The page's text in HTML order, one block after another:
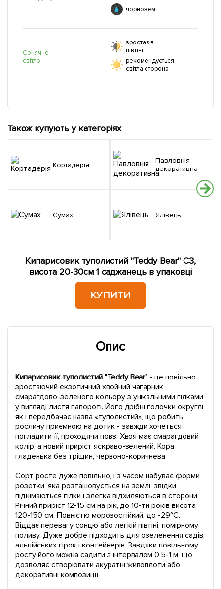
чорнозем
Сонячне
світло
зростає в
півтіні
рекомендується
світла сторона
Також купують у категоріях
Кортадерія
Сумах
Павловнія
декоративна
Ялівець
Кипарисовик туполистий "Teddy Bear" С3,
висота 20-30см 1 саджанець в упаковці
КУПИТИ
Опис
Кипарисовик туполистий "Teddy Bear" - це повільно
зростаючий екзотичний хвойний чагарник
смарагдово-зеленого кольору з унікальними гілками
у вигляді листя папороті. Його дрібні голочки округлі,
як і передбачає назва «туполистий», що робить
рослину приємною на дотик - завжди хочеться
погладити її, проходячи повз. Хвоя має смарагдовий
колір, а новий приріст яскраво-зелений. Кора
гладенька без тріщин, червоно-коричнева.
Сорт росте дуже повільно, і з часом набуває форми
розетки, яка розташовується на землі, звідки
піднімаються гілки і злегка відхиляються в сторони.
Річний приріст 12-15 см на рік, до 10-ти років висота
120-150 см. Повністю морозостійкий, до -29°C.
Віддає перевагу сонцю або легкій півтіні, помірному
поливу. Дуже добре підходить для озеленення садів,
альпійських гірок і контейнерів. Завдяки повільному
росту його можна садити з інтервалом 0,5-1 м, що
дозволяє створювати акуратні живоплоти або
декоративні композиції.